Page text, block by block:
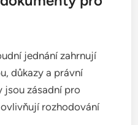
jednání zahrnují
důkazy a právní
jsou zásadní pro
rozhodování